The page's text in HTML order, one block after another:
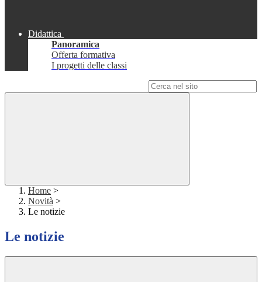
Didattica
Panoramica
Offerta formativa
I progetti delle classi
Home >
Novità >
Le notizie
Le notizie